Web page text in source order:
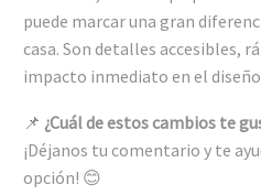
puede marcar una gran
casa. Son detalles accesibles,
impacto inmediato en el
📌 ¿Cuál de estos cambios te
¡Déjanos tu comentario y te
opción! 😊